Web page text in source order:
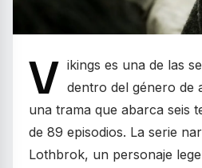
V ikings es una de las
dentro del género de
una trama que abarca seis
de 89 episodios. La serie
Lothbrok, un personaje